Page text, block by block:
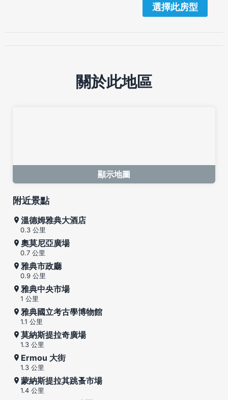
選擇此房型
關於此地區
顯示地圖
附近景點
溫德姆雅典大酒店
0.3 公里
奧莫尼亞廣場
0.7 公里
雅典市政廳
0.9 公里
雅典中央市場
1 公里
雅典國立考古學博物館
1.1 公里
莫納斯提拉奇廣場
1.3 公里
Ermou 大街
1.3 公里
蒙納斯提拉其跳蚤市場
1.4 公里